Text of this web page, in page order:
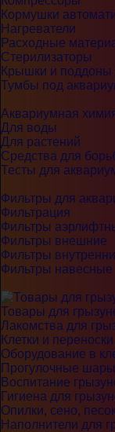
Кормушки
Нагреватели
Расходные
Стерилизаторы
Крышки и поддоны
Тумбы под
Аквариумная
Для воды
Для растений
Средства для
Тесты для
Фильтры для
Фильтрация
Фильтры
Фильтры внешние
Фильтры
Фильтры навесные
Товары для
Лакомства для
Клетки и
Оборудование в
Прогулочные шары
Воспитание
Гигиена для
Опилки, сено,
Наполнители для